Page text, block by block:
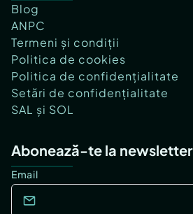
Blog
ANPC
Termeni și condiții
Politica de cookies
Politica de confidențialitate
Setări de confidențialitate
SAL și SOL
Abonează-te la newsletter
Email